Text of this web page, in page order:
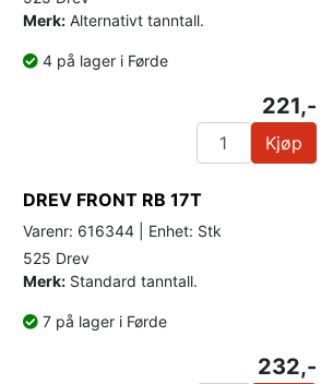
Merk: Alternativt tanntall.
4 på lager i Førde
221,-
Kjøp
DREV FRONT RB 17T
Varenr: 616344 | Enhet: Stk
525 Drev
Merk: Standard tanntall.
7 på lager i Førde
232,-